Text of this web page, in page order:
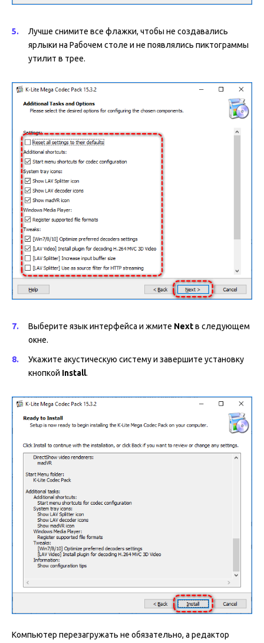
Лучше снимите все флажки, чтобы не создавались
ярлыки на Рабочем столе и не появлялись пиктограммы
утилит в трее.
Выберите язык интерфейса и жмите Nextв следующем
окне.
Укажите акустическую систему и завершите установку
кнопкой Install.
Компьютер перезагружать не обязательно, а редактор